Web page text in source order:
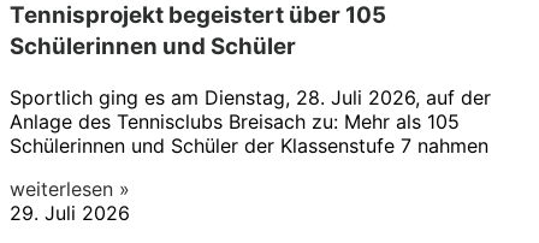
Tennisprojekt begeistert über 105
Schülerinnen und Schüler
Sportlich ging es am Dienstag, 28. Juli 2026, auf der
Anlage des Tennisclubs Breisach zu: Mehr als 105
Schülerinnen und Schüler der Klassenstufe 7 nahmen
weiterlesen »
29. Juli 2026